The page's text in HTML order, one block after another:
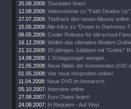
25.08.2009: Tourdates fixiert
12.08.2009: Videovorbote zu "Faith Divides Us".
27.07.2009: Titeltrack des neuen Albums online.
15.05.2009: Alle Infos zu "Drown In Darkness-
06.05.2009: Cooler Release für old-school
16.12.2008: Wollen das ultimative Modern
21.10.2008: 20-jähriges Jubiläum mit "Gothic"
14.08.2008: 1 Schlagzeuger weniger...
21.05.2008: Neue Bilder der kommenden DVD
01.05.2008: Vier neue Hörproben online!
11.04.2008: Neue DVD im Anmarsch.
05.10.2007: Interview online
27.08.2007: Euro Dates fixiert!
24.08.2007: In Requiem - Auf Vinyl